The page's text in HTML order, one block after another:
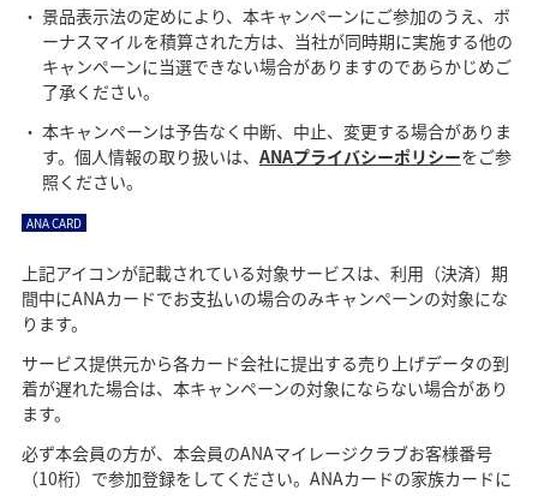
景品表示法の定めにより、本キャンペーンにご参加のうえ、ボ
ーナスマイルを積算された方は、当社が同時期に実施する他の
キャンペーンに当選できない場合がありますのであらかじめご
了承ください。
本キャンペーンは予告なく中断、中止、変更する場合がありま
す。個人情報の取り扱いは、 ANAプライバシーポリシーをご参
照ください。
ANA CARD
上記アイコンが記載されている対象サービスは、利用（決済）期
間中にANAカードでお支払いの場合のみキャンペーンの対象にな
ります。
サービス提供元から各カード会社に提出する売り上げデータの到
着が遅れた場合は、本キャンペーンの対象にならない場合があり
ます。
必ず本会員の方が、本会員のANAマイレージクラブお客様番号
（10桁）で参加登録をしてください。ANAカードの家族カードに